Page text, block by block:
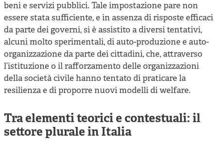
beni e servizi pubblici. Tale impostazione pare non
essere stata sufficiente, e in assenza di risposte efficaci
da parte dei governi, si è assistito a diversi tentativi,
alcuni molto sperimentali, di auto-produzione e auto-
organizzazione da parte dei cittadini, che, attraverso
l’istituzione o il rafforzamento delle organizzazioni
della società civile hanno tentato di praticare la
resilienza e di proporre nuovi modelli di welfare.
Tra elementi teorici e contestuali: il
settore plurale in Italia